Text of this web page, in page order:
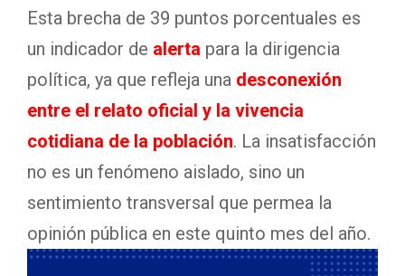
Esta brecha de 39 puntos porcentuales es
un indicador de alerta para la dirigencia
política, ya que refleja una desconexión
entre el relato oficial y la vivencia
cotidiana de la población. La insatisfacción
no es un fenómeno aislado, sino un
sentimiento transversal que permea la
opinión pública en este quinto mes del año.